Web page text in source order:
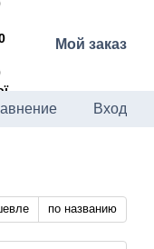
Мой заказ
Вход
по названию